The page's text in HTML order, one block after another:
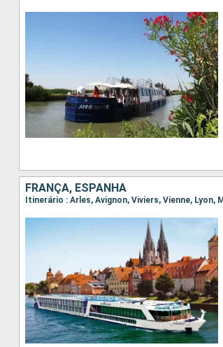
FRANÇA, ESPANHA
Itinerário : Arles, Avignon, Viviers, Vienne,